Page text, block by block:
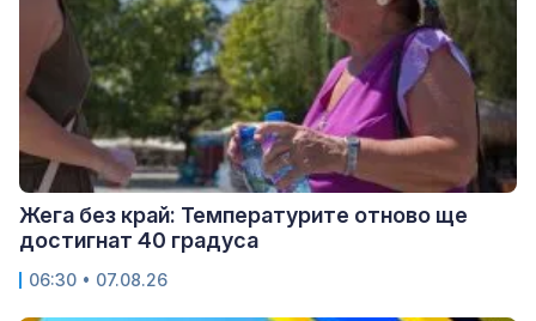
Жега без край: Температурите отново ще
достигнат 40 градуса
06:30 • 07.08.26